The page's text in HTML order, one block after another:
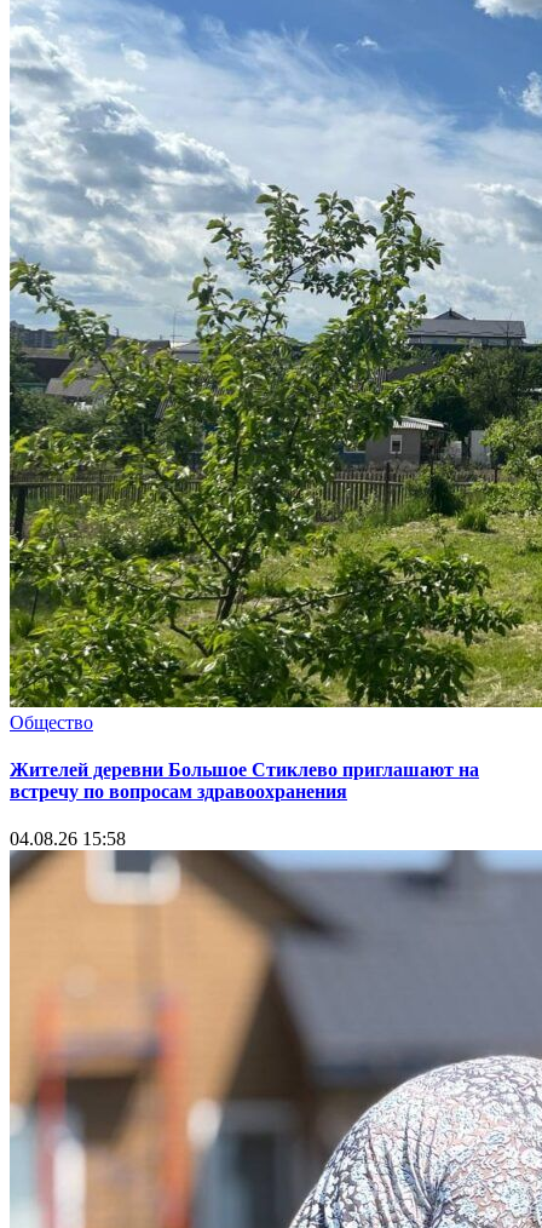
Общество
Жителей деревни Большое Стиклево приглашают на
встречу по вопросам здравоохранения
04.08.26 15:58